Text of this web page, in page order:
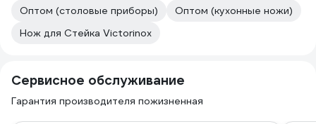
Оптом (столовые приборы)
Оптом (кухонные ножи)
Нож для Стейка Victorinox
Сервисное обслуживание
Гарантия производителя пожизненная